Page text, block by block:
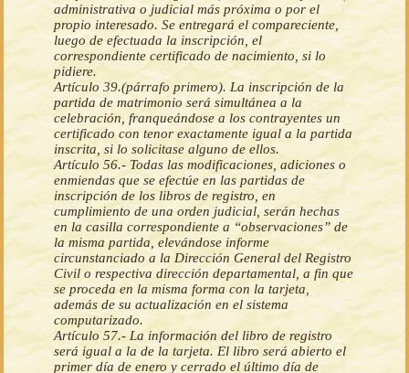
administrativa o judicial más próxima o por el
propio interesado. Se entregará el compareciente,
luego de efectuada la inscripción, el
correspondiente certificado de nacimiento, si lo
pidiere.
Artículo 39.(párrafo primero). La inscripción de la
partida de matrimonio será simultánea a la
celebración, franqueándose a los contrayentes un
certificado con tenor exactamente igual a la partida
inscrita, si lo solicitase alguno de ellos.
Artículo 56.- Todas las modificaciones, adiciones o
enmiendas que se efectúe en las partidas de
inscripción de los libros de registro, en
cumplimiento de una orden judicial, serán hechas
en la casilla correspondiente a “observaciones” de
la misma partida, elevándose informe
circunstanciado a la Dirección General del Registro
Civil o respectiva dirección departamental, a fin que
se proceda en la misma forma con la tarjeta,
además de su actualización en el sistema
computarizado.
Artículo 57.- La información del libro de registro
será igual a la de la tarjeta. El libro será abierto el
primer día de enero y cerrado el último día de